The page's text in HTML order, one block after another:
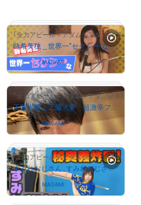
# 1582/2000
「全力アピール～アダムシアター～」NFTストア 0
時希美穂＿世界一“セクシー”な一問一答
Owned byMASAMI
# 470/2000
「全力アピール～アダムシアター～」NFTストア 0
工藤大夢＿工藤大夢 超激辛フカヒレラーメンに挑戦！
Owned byMASAMI
「全力アピール～アダムシアター～」NFTストア 0
すみれおじさん_すみれおじさんの必殺技を披露！
Owned by MASAMI